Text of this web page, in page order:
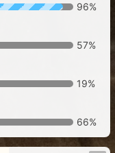
96%
57%
19%
66%